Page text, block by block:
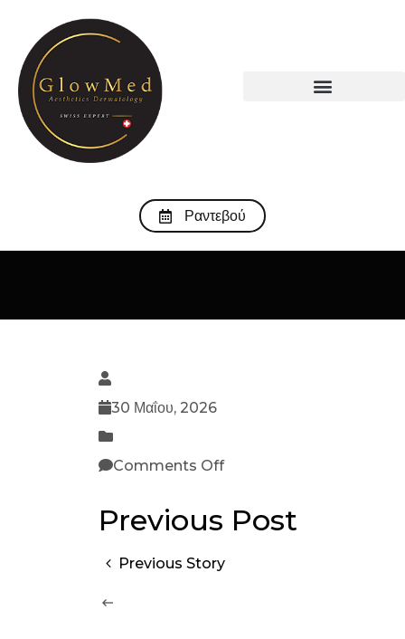
Ραντεβού
30 Μαΐου, 2026
Comments Off
Previous Post
Previous Story